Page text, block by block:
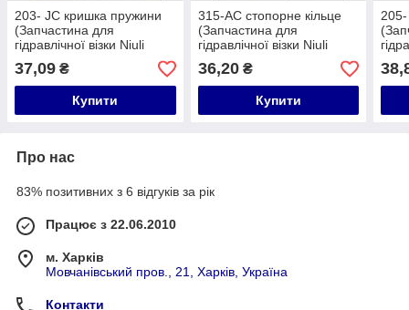
203- ЈС кришка пружини
(Запчастина для
гідравлічної візки Niuli
CBY-AC20, CBY-AC25,
CBY-AC30, CBY-FD25,
CBY-JC20)
37,09 ₴
Купити
315-AC стопорне кільце
(Запчастина для
гідравлічної візки Niuli
CBY-AC20, CBY-AC25,
CBY-AC30, CBY-FD25,
CBY-JC20)
36,20₴
Купити
Про нас
83% позитивних з 6 відгуків за рік
Працює з 22.06.2010
м. Харків
Мовчанівський пров., 21, Харків, Україна
Контакти